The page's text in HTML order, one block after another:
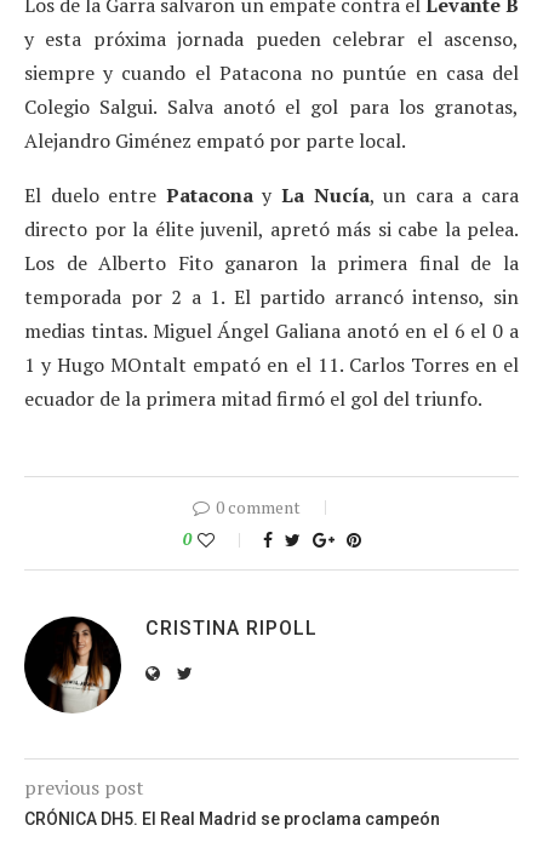
y esta próxima jornada pueden celebrar el ascenso,
siempre y cuando el Patacona no puntúe en casa del
Colegio Salgui. Salva anotó el gol para los granotas,
Alejandro Giménez empató por parte local.
El duelo entre PataconayLa Nucía, un cara a cara
directo por la élite juvenil, apretó más si cabe la pelea.
Los de Alberto Fito ganaron la primera final de la
temporada por 2 a 1. El partido arrancó intenso, sin
medias tintas. Miguel Ángel Galiana anotó en el 6 el 0 a
1 y Hugo MOntalt empató en el 11. Carlos Torres en el
ecuador de la primera mitad firmó el gol del triunfo.
0 comment
0
CRISTINA RIPOLL
previous post
CRÓNICA DH5. El Real Madrid se proclama campeón